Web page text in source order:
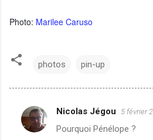
Photo: Marilee Caruso
photos pin-up
C
o
Nicolas Jégou 5 février
Pourquoi Pénélope ?